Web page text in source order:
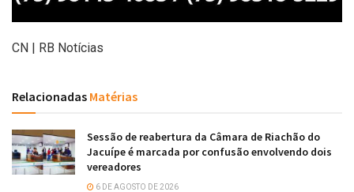
CN | RB Notícias
Relacionadas Matérias
Sessão de reabertura da Câmara de Riachão do
Jacuípe é marcada por confusão envolvendo dois
vereadores
6 DE AGOSTO DE 2026